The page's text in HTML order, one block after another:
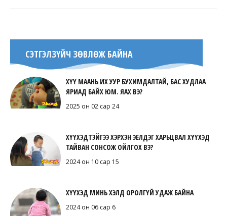
СЭТГЭЛЗҮЙЧ ЗӨВЛӨЖ БАЙНА
ХҮҮ МААНЬ ИХ УУР БУХИМДАЛТАЙ, БАС ХУДЛАА
ЯРИАД БАЙХ ЮМ. ЯАХ ВЭ?
2025 он 02 сар 24
ХҮҮХЭДТЭЙГЭЭ ХЭРХЭН ЭЕЛДЭГ ХАРЬЦВАЛ ХҮҮХЭД
ТАЙВАН СОНСОЖ ОЙЛГОХ ВЭ?
2024 он 10 сар 15
ХҮҮХЭД МИНЬ ХЭЛД ОРОЛГҮЙ УДАЖ БАЙНА
2024 он 06 сар 6